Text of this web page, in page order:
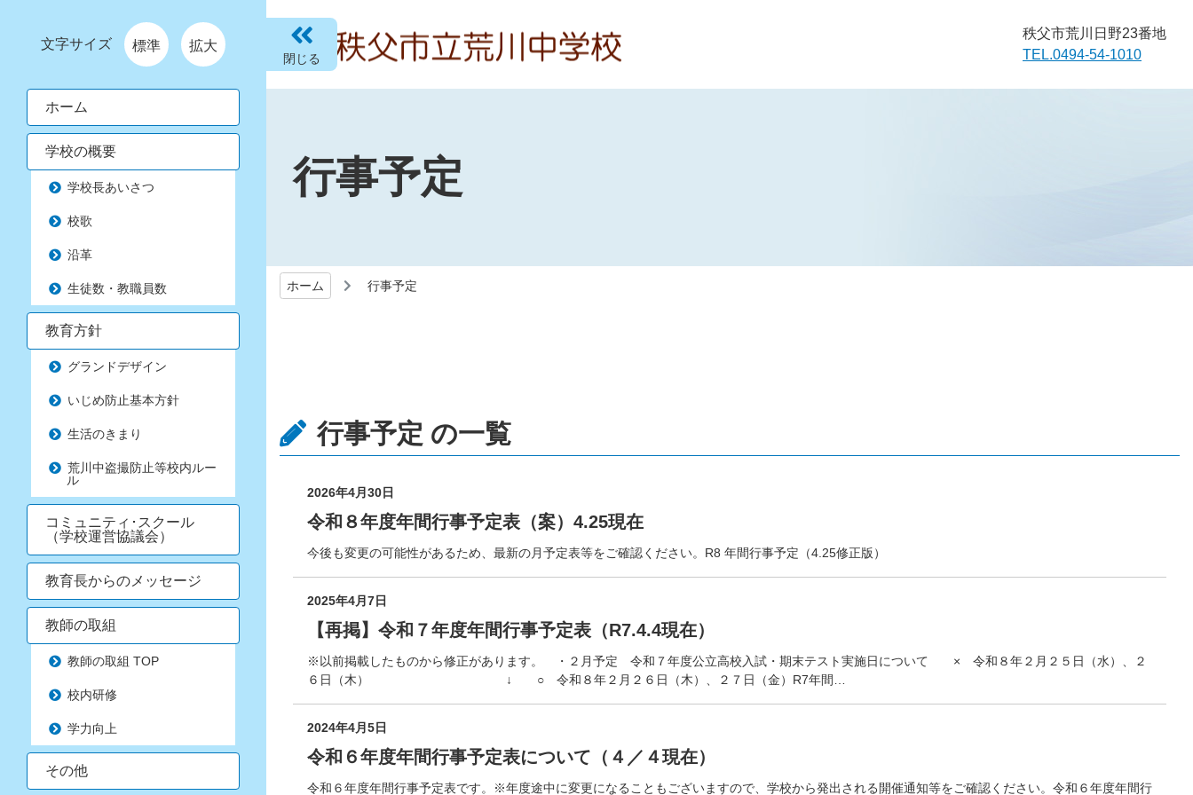
秩父市荒川日野23番地
TEL.0494-54-1010
行事予定
ホーム 行事予定
行事予定 の一覧
2026年4月30日
令和８年度年間行事予定表（案）4.25現在
今後も変更の可能性があるため、最新の月予定表等をご確認ください。R8 年間行事予定（4.25修正版）
2025年4月7日
【再掲】令和７年度年間行事予定表（R7.4.4現在）
※以前掲載したものから修正があります。 ・２月予定 令和７年度公立高校入試・期末テスト実施日について × 令和８年２月２５日（水）、２
６日（木） ↓ ○ 令和８年２月２６日（木）、２７日（金）R7年間…
2024年4月5日
令和６年度年間行事予定表について（４／４現在）
令和６年度年間行事予定表です。※年度途中に変更になることもございますので、学校から発出される開催通知等をご確認ください。令和６年度年間行
文字サイズ 標準 拡大
ホーム
学校の概要
学校長あいさつ
校歌
沿革
生徒数・教職員数
教育方針
グランドデザイン
いじめ防止基本方針
生活のきまり
荒川中盗撮防止等校内ルー
ル
コミュニティ･スクール
（学校運営協議会）
教育長からのメッセージ
教師の取組
教師の取組 TOP
校内研修
学力向上
その他